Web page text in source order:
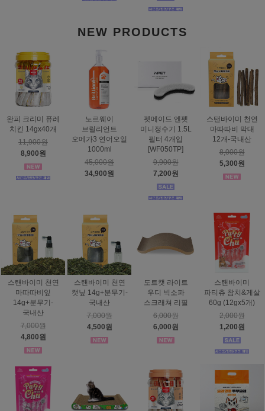
NEW PRODUCTS
완피 크리미 퓨레
치킨 14gx40개
11,900원
8,900원
노르웨이
브릴리언트
오메가3 연어오일
1000ml
45,000원
34,900원
펫메이드 엔펫
미니정수기 1.5L
필터 4개입
[WF050TP]
9,900원
7,200원
스탠바이미 천연
마따따비 막대
12개-국내산
8,000원
5,300원
스탠바이미 천연
마따따비잎
14g+분무기-
국내산
7,000원
4,800원
스탠바이미 천연
캣닢 14g+분무기-
국내산
7,000원
4,500원
도트캣 라이트
우디 빅소파
스크래쳐 리필
6,000원
6,000원
스탠바이미
파티츄 참치&게살
60g (12gx5개)
2,000원
1,200원